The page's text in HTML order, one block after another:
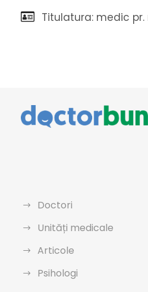
Titulatura: medic
Doctori
Unități medicale
Articole
Psihologi